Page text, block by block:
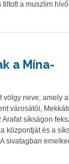
a muszlim
a Mína-
völgy neve, amely
városától,
síkságon
központját és a
sivatagban